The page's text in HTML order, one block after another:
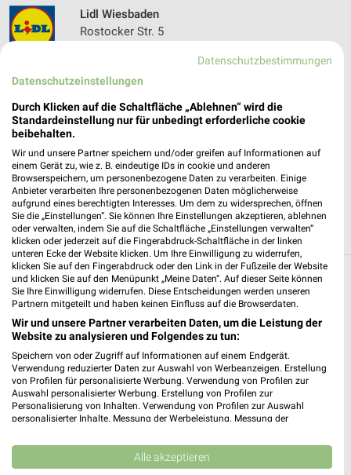
❯
Lidl Wiesbaden
Rostocker Str. 5
Heute 07:00 - 21:00 Uhr |
446,42 km • Angebote: 2 Prospekte
Lidl Wiesbaden
Stegerwaldstr. 24
65199 Wiesbaden
Heute 07:00 - 22:00 Uhr |
Geöffnet
452,86 km • Angebote: 2 Prospekte
Discounter Angebote und Prospekte für
Wiesbaden
16 Prospekte
Lidl NORMA
Datenschutzbestimmungen
Datenschutzeinstellungen
Durch Klicken auf die Schaltfläche „Ablehnen“ wird die
Standardeinstellung nur für unbedingt erforderliche cookie
beibehalten.
Wir und unsere Partner speichern und/oder greifen auf Informationen auf
einem Gerät zu, wie z. B. eindeutige IDs in cookie und anderen
Browserspeichern, um personenbezogene Daten zu verarbeiten. Einige
Anbieter verarbeiten Ihre personenbezogenen Daten möglicherweise
aufgrund eines berechtigten Interesses. Um dem zu widersprechen, öffnen
Sie die „Einstellungen“. Sie können Ihre Einstellungen akzeptieren, ablehnen
oder verwalten, indem Sie auf die Schaltfläche „Einstellungen verwalten“
klicken oder jederzeit auf die Fingerabdruck-Schaltfläche in der linken
unteren Ecke der Website klicken. Um Ihre Einwilligung zu widerrufen,
klicken Sie auf den Fingerabdruck oder den Link in der Fußzeile der Website
und klicken Sie auf den Menüpunkt „Meine Daten“. Auf dieser Seite können
Sie Ihre Einwilligung widerrufen. Diese Entscheidungen werden unseren
Partnern mitgeteilt und haben keinen Einfluss auf die Browserdaten.
Wir und unsere Partner verarbeiten Daten, um die Leistung der
Website zu analysieren und Folgendes zu tun:
Speichern von oder Zugriff auf Informationen auf einem Endgerät.
Verwendung reduzierter Daten zur Auswahl von Werbeanzeigen. Erstellung
von Profilen für personalisierte Werbung. Verwendung von Profilen zur
Auswahl personalisierter Werbung. Erstellung von Profilen zur
Personalisierung von Inhalten. Verwendung von Profilen zur Auswahl
personalisierter Inhalte. Messung der Werbeleistung. Messung der
Kombinationen von Daten aus verschiedenen Quellen. Entwicklung und
Verbesserung der Angebote. Verwendung reduzierter Daten zur Auswahl
von Inhalten.
Alle akzeptieren